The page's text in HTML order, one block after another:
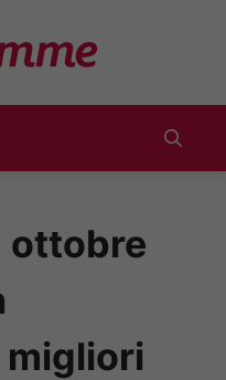
ottobre
migliori